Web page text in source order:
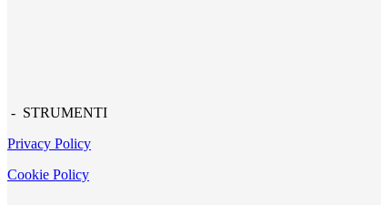
- STRUMENTI
Privacy Policy
Cookie Policy